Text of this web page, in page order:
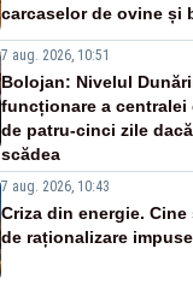
carcaselor de ovine și
7 aug. 2026, 10:51
Bolojan: Nivelul
funcționare a centralei
de patru-cinci zile
scădea
7 aug. 2026, 10:43
Criza din energie.
de raționalizare